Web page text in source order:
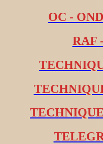
OC -
RAF